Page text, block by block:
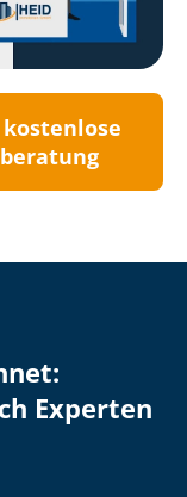
Experten